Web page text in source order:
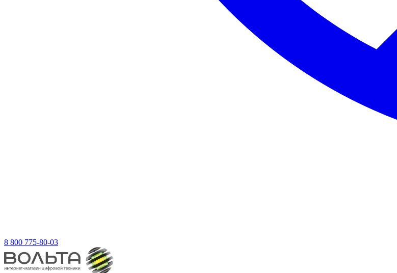
8 800 775-80-03